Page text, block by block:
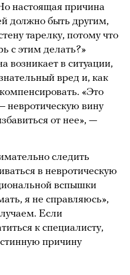
настоящая причина
должно быть другим,
тарелку, потому что
с этим делать?»
возникает в ситуации,
вред и, как
«Это
невротическую вину
от нее», —
следить
в невротическую
вспышки
я не справляюсь»,
Если
к специалисту,
причину